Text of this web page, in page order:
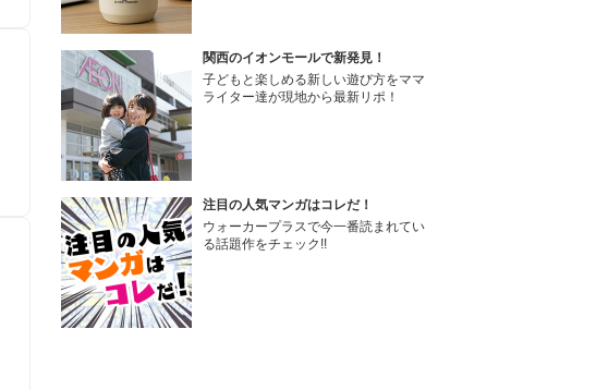
関西のイオンモールで新発見！
子どもと楽しめる新しい遊び方をママ
ライター達が現地から最新リポ！
注目の人気マンガはコレだ！
ウォーカープラスで今一番読まれてい
る話題作をチェック!!